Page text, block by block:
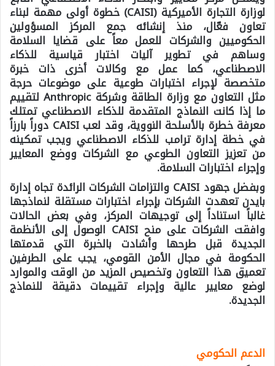
لوزارة التجارة الأميركية(CAISI) خطوة أولى مهمة لبناء
تعاون فعّال، منذ إنشائه جمع المركز المسؤولين
الحكوميين والشركات للعمل معاً على قضايا السلامة
وساهم في تطوير آليات اختبار قياسية للذكاء
الاصطناعي، كما عمل مع وكالات أخرى ذات خبرة
متخصصة لإجراء اختبارات طوعية على موضوعات حرجة
مثل التعاون مع وزارة الطاقة وشركةAnthropicلتقييم
ما إذا كانت النماذج المتقدمة للذكاء الاصطناعي تمتلك
معرفة خطرة بالأسلحة النووية، وقد لعبCAISI دوراً بارزاً
في خطة إدارة ترامب للذكاء الاصطناعي ويجب تمكينه
من تعزيز التعاون الطوعي مع الشركات ووضع المعايير
وإجراء اختبارات السلامة.
وبفضل جهود CAISI والتزامات الشركات الرائدة تجاه إدارة
بايدن تعهدت الشركات بإجراء اختبارات مستقلة لنماذجها
غالباً استناداً إلى توجيهات المركز، وفي بعض الحالات
وافقت الشركات على منح CAISI الوصول إلى الأنظمة
الجديدة قبل طرحها وأشادت بالخبرة التي قدمتها
الحكومة في مجال الأمن القومي، يجب على الطرفين
تعميق هذا التعاون وتخصيص المزيد من الوقت والموارد
لوضع معايير عالية وإجراء تقييمات دقيقة للنماذج
الجديدة.
الدعم الحكومي